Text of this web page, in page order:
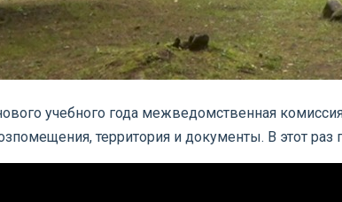
учебного года межведомственная
территория и документы. В этот